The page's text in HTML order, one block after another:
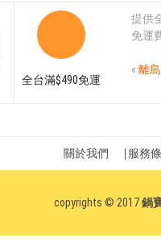
全台滿$490免運
提供
免運
« 離
關於我們 服務
copyrights © 2017鍋